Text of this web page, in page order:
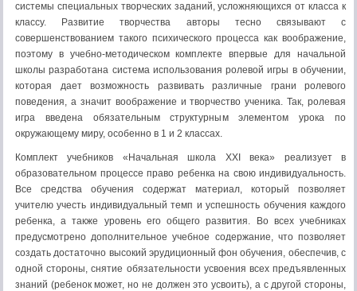
системы специальных творческих заданий, усложняющихся от класса к
классу. Развитие творчества авторы тесно связывают с
совершенствованием такого психического процесса как воображение,
поэтому в учебно-методическом комплекте впервые для начальной
школы разработана система использования ролевой игры в обучении,
которая дает возможность развивать различные грани ролевого
поведения, а значит воображение и творчество ученика. Так, ролевая
игра введена обязательным структурным элементом урока по
окружающему миру, особенно в 1 и 2 классах.
Комплект учебников «Начальная школа XXI века» реализует в
образовательном процессе право ребенка на свою индивидуальность.
Все средства обучения содержат материал, который позволяет
учителю учесть индивидуальный темп и успешность обучения каждого
ребенка, а также уровень его общего развития. Во всех учебниках
предусмотрено дополнительное учебное содержание, что позволяет
создать достаточно высокий эрудиционный фон обучения, обеспечив, с
одной стороны, снятие обязательности усвоения всех предъявленных
знаний (ребенок может, но не должен это усвоить), а с другой стороны,